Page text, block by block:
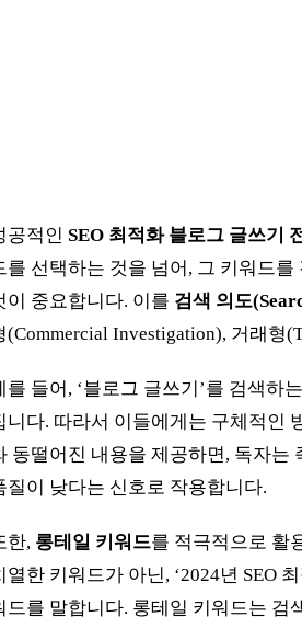
공적인 SEO 최적화 블로그 글쓰기
를 선택하는 것을 넘어, 그 키워드
이 중요합니다. 이를 검색 의도
(Commercial Investigation), 거래형
를 들어, ‘블로그 글쓰기’를 검색하
니다. 따라서 이들에게는 구체적인
동떨어진 내용을 제공하면, 독자는
질이 낮다는 신호로 작용합니다.
한, 롱테일 키워드를 적극적으로 활
열한 키워드가 아닌, ‘2024년 SEO
드를 말합니다. 롱테일 키워드는 검